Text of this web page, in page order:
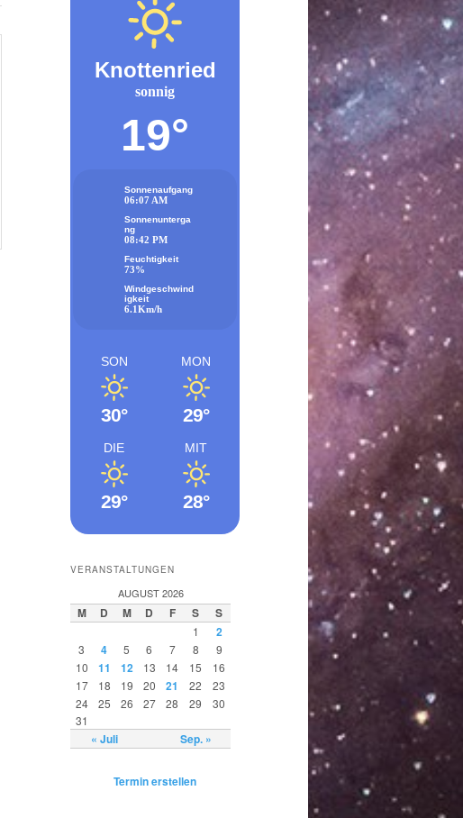
Knottenried
sonnig
19°
Sonnenaufgang
06:07 AM
Sonnenunterga
ng
08:42 PM
Feuchtigkeit
73%
Windgeschwind
igkeit
6.1Km/h
SON
30°
MON
29°
DIE
29°
MIT
28°
VERANSTALTUNGEN
AUGUST 2026
M D M D F S S
1 2
3 4 5 6 7 8
9
10
11 12 13 14 15
16
17
18 19 20 21 22
23
24
25 26 27 28 29
30
31
« Juli Sep. »
Termin erstellen